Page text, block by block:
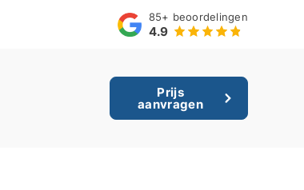
85+ beoordelingen
4.9
Prijs
aanvragen